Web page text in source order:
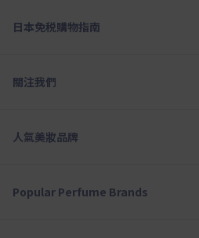
日本免税購物指南
關注我們
人氣美妝品牌
Popular Perfume Brands